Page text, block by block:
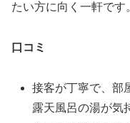
たい方に向く一軒です
口コミ
接客が丁寧で、部
露天風呂の湯が気